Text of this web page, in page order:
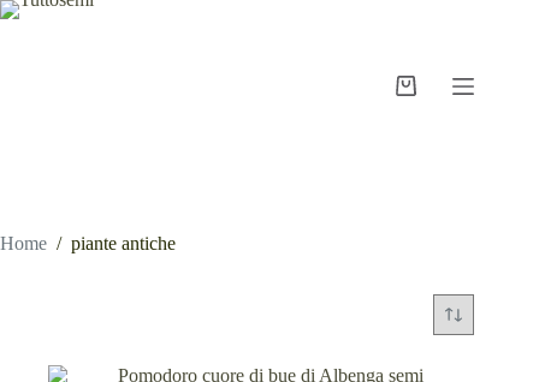
Salta
Carrello
Home / piante antiche